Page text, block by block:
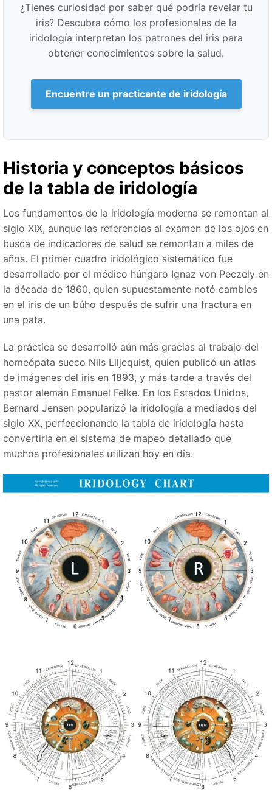
¿Tienes curiosidad por saber qué podría revelar tu
iris? Descubra cómo los profesionales de la
iridología interpretan los patrones del iris para
obtener conocimientos sobre la salud.
Encuentre un practicante de iridología
Historia y conceptos básicos
de la tabla de iridología
Los fundamentos de la iridología moderna se remontan al
siglo XIX, aunque las referencias al examen de los ojos en
busca de indicadores de salud se remontan a miles de
años. El primer cuadro iridológico sistemático fue
desarrollado por el médico húngaro Ignaz von Peczely en
la década de 1860, quien supuestamente notó cambios
en el iris de un búho después de sufrir una fractura en
una pata.
La práctica se desarrolló aún más gracias al trabajo del
homeópata sueco Nils Liljequist, quien publicó un atlas
de imágenes del iris en 1893, y más tarde a través del
pastor alemán Emanuel Felke. En los Estados Unidos,
Bernard Jensen popularizó la iridología a mediados del
siglo XX, perfeccionando la tabla de iridología hasta
convertirla en el sistema de mapeo detallado que
muchos profesionales utilizan hoy en día.